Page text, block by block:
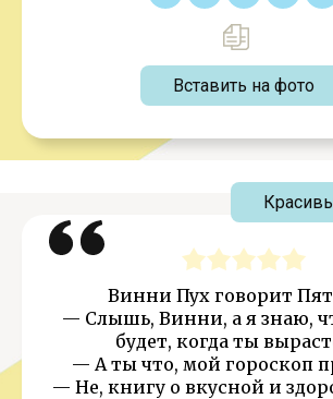
Вставить на фото
Винни Пух говорит
— Слышь, Винни, а я знаю,
будет, когда ты
— А ты что, мой гороскоп
— Не, книгу о вкусной и